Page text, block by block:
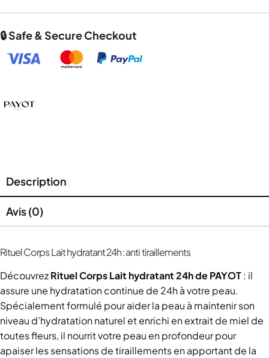
🔒 Safe & Secure Checkout
Description
Avis (0)
Rituel Corps Lait hydratant 24h : anti tiraillements
DécouvrezRituel Corps Lait hydratant 24h de PAYOT: il
assure une hydratation continue de 24h à votre peau.
Spécialement formulé pour aider la peau à maintenir son
niveau d’hydratation naturel et enrichi en extrait de miel de
toutes fleurs, il nourrit votre peau en profondeur pour
apaiser les sensations de tiraillements en apportant de la